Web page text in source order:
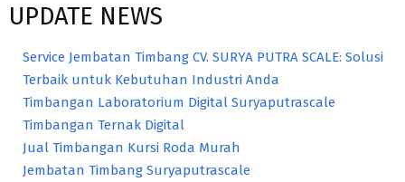
UPDATE NEWS
Service Jembatan Timbang CV. SURYA PUTRA SCALE: Solusi
Terbaik untuk Kebutuhan Industri Anda
Timbangan Laboratorium Digital Suryaputrascale
Timbangan Ternak Digital
Jual Timbangan Kursi Roda Murah
Jembatan Timbang Suryaputrascale